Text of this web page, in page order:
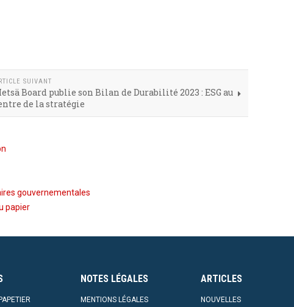
SUIVANT
Board publie son Bilan de Durabilité 2023 : ESG au
de la stratégie
gouvernementales
papier
NOTES LÉGALES
MENTIONS LÉGALES
ARTICLES
NOUVELLES